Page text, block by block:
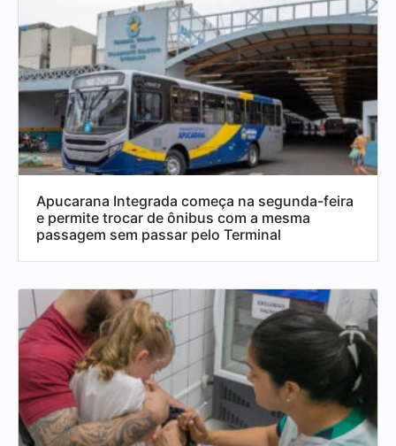
Apucarana Integrada começa na segunda-feira
e permite trocar de ônibus com a mesma
passagem sem passar pelo Terminal